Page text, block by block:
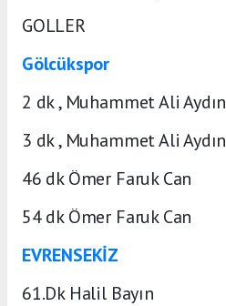
GOLLER
Gölcükspor
2 dk , Muhammet Ali Aydın
3 dk , Muhammet Ali Aydın
46 dk Ömer Faruk Can
54 dk Ömer Faruk Can
EVRENSEKİZ
61.Dk Halil Bayın